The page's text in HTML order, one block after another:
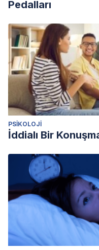
Pedalları
PSIKOLOJI
İddialı Bir